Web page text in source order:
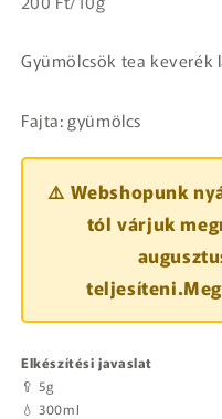
Gyümölcsök tea keverék
Fajta: gyümölcs
⚠️ Webshopunk
tól várjuk
Elkészítési javaslat
🥄 5g
💧 300ml